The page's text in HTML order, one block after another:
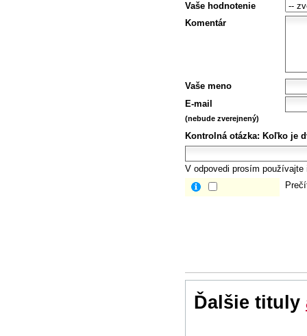
Vaše hodnotenie
Komentár
Vaše meno
E-mail
(nebude zverejnený)
Kontrolná otázka: Koľko je
V odpovedi prosím
Ďalšie tituly